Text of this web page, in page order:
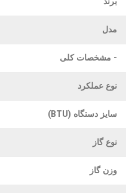
مدل
- مشخصات کلی
نوع عملکرد
سایز دستگاه (BTU)
نوع گاز
وزن گاز